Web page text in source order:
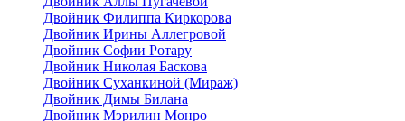
Двойник Филиппа Киркорова
Двойник Ирины Аллегровой
Двойник Софии Ротару
Двойник Николая Баскова
Двойник Суханкиной (Мираж)
Двойник Димы Билана
Двойник Мэрилин Монро